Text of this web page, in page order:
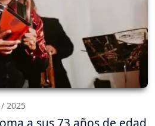
2025
a sus 73 años de edad